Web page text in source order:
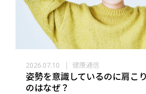
2026.07.10 健康通信
姿勢を意識しているのに肩こ
のはなぜ？